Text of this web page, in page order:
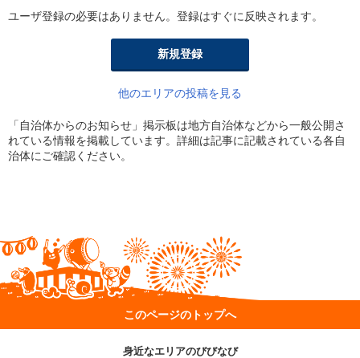
ユーザ登録の必要はありません。登録はすぐに反映されます。
新規登録
他のエリアの投稿を見る
「自治体からのお知らせ」掲示板は地方自治体などから一般公開さ
れている情報を掲載しています。詳細は記事に記載されている各自
治体にご確認ください。
このページのトップへ
身近なエリアのびびなび